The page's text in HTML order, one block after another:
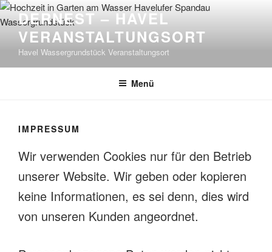
Zum
Inhalt
springen
DERNEST – HAVEL
VERANSTALTUNGSORT
Havel Wassergrundstück Veranstaltungsort
Menü
IMPRESSUM
Wir verwenden Cookies nur für den Betrieb
unserer Website. Wir geben oder kopieren
keine Informationen, es sei denn, dies wird
von unseren Kunden angeordnet.